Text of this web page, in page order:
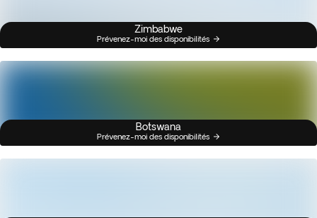
Zimbabwe
Prévenez-moi des disponibilités
Botswana
Prévenez-moi des disponibilités